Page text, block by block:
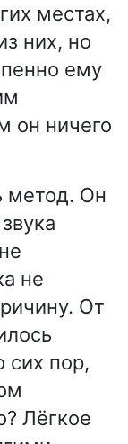
местах,
них, но
ему
он ничего
метод. Он
не
От
сих пор,
Лёгкое